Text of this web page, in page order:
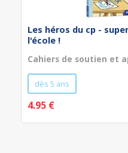
Les héros du cp -
l'école !
Cahiers de soutien et
dès 5 ans
4.95 €